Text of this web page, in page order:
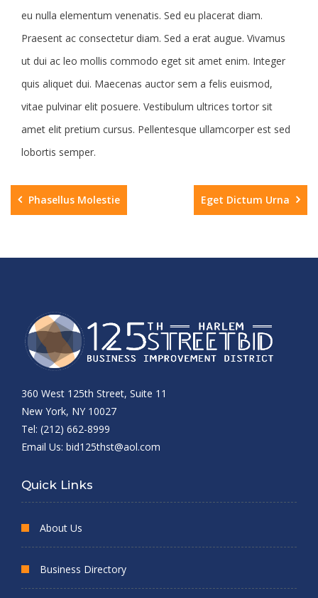
eu nulla elementum venenatis. Sed eu placerat diam.
Praesent ac consectetur diam. Sed a erat augue. Vivamus
ut dui ac leo mollis commodo eget sit amet enim. Integer
quis aliquet dui. Maecenas auctor sem a felis euismod,
vitae pulvinar elit posuere. Vestibulum ultrices tortor sit
amet elit pretium cursus. Pellentesque ullamcorper est sed
lobortis semper.
Phasellus Molestie Eget Dictum Urna
360 West 125th Street, Suite 11
New York, NY 10027
Tel: (212) 662-8999
Email Us: bid125thst@aol.com
Quick Links
About Us
Business Directory